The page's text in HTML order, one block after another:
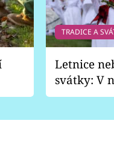
TRADICE A
Letnice
svátky: V
pondělí